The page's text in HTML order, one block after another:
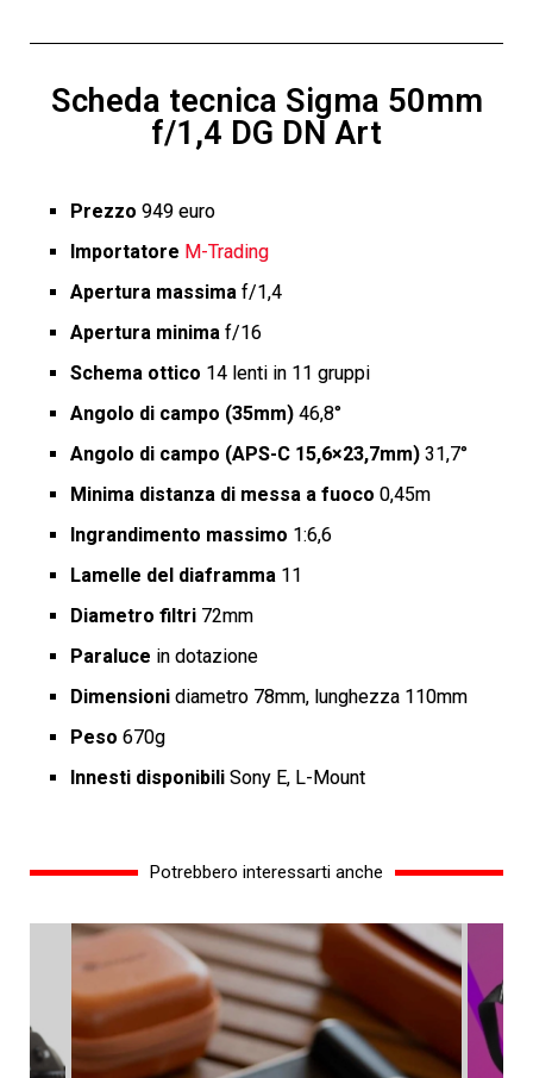
Scheda tecnica Sigma 50mm
f/1,4 DG DN Art
Prezzo 949 euro
Importatore M-Trading
Apertura massima f/1,4
Apertura minima f/16
Schema ottico 14 lenti in 11 gruppi
Angolo di campo (35mm) 46,8°
Angolo di campo (APS-C 15,6×23,7mm) 31,7°
Minima distanza di messa a fuoco 0,45m
Ingrandimento massimo 1:6,6
Lamelle del diaframma 11
Diametro filtri 72mm
Paraluce in dotazione
Dimensioni diametro 78mm, lunghezza 110mm
Peso 670g
Innesti disponibili Sony E, L-Mount
Potrebbero interessarti anche